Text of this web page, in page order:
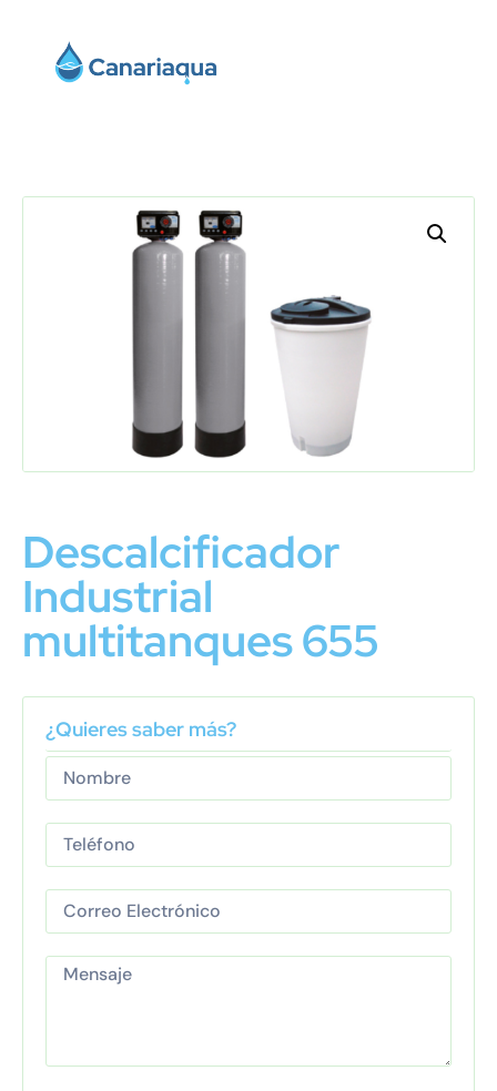
Descalcificador
Industrial
multitanques 655
¿Quieres saber más?